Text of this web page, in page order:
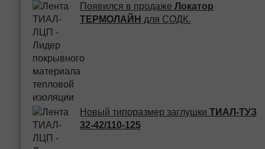
Появился в продаже Локатор
ТЕРМОЛАЙН для СОДК.
Новый типоразмер заглушки ТИАЛ-ТУЗ
32-42/110-125